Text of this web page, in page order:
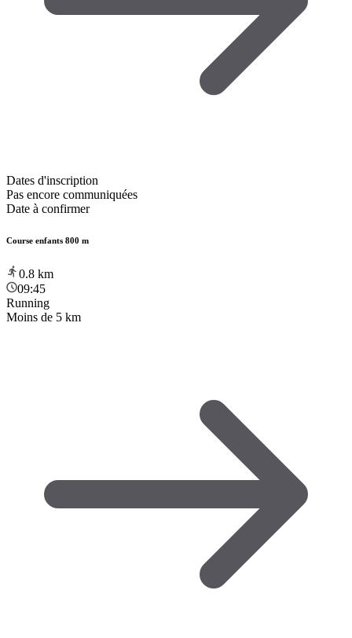
Dates d'inscription
Pas encore communiquées
Date à confirmer
Course enfants 800 m
0.8 km
09:45
Running
Moins de 5 km